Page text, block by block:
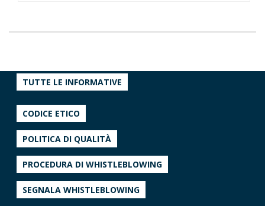
TUTTE LE INFORMATIVE
CODICE ETICO
POLITICA DI QUALITÀ
PROCEDURA DI WHISTLEBLOWING
SEGNALA WHISTLEBLOWING